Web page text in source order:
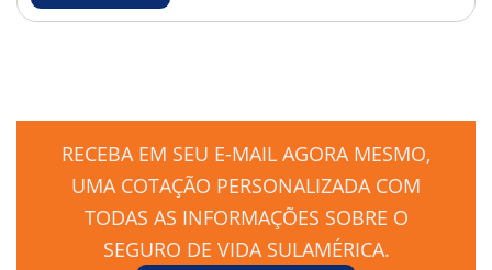
RECEBA EM SEU E-MAIL AGORA MESMO,
UMA COTAÇÃO PERSONALIZADA COM
TODAS AS INFORMAÇÕES SOBRE O
SEGURO DE VIDA SULAMÉRICA.